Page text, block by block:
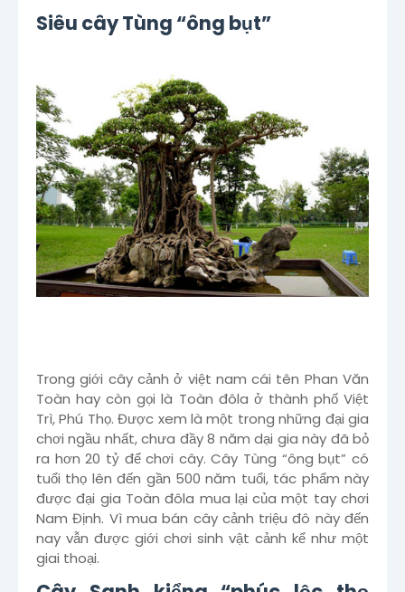
Siêu cây Tùng “ông bụt”
Trong giới cây cảnh ở việt nam cái tên Phan Văn
Toàn hay còn gọi là Toàn đôla ở thành phố Việt
Trì, Phú Thọ. Được xem là một trong những đại gia
chơi ngầu nhất, chưa đầy 8 năm dại gia này đã bỏ
ra hơn 20 tỷ để chơi cây. Cây Tùng “ông bụt” có
tuổi thọ lên đến gần 500 năm tuổi, tác phẩm này
được đại gia Toàn đôla mua lại của một tay chơi
Nam Định. Vì mua bán cây cảnh triệu đô này đến
nay vẫn được giới chơi sinh vật cảnh kể như một
giai thoại.